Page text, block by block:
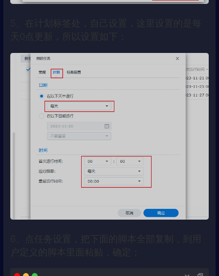
5、在计划标签处，自己设置，这里设置的是每
天0点更新，所以设置如下：
6、点任务设置，把下面的脚本全部复制，到用
户定义的脚本里面粘贴，确定；